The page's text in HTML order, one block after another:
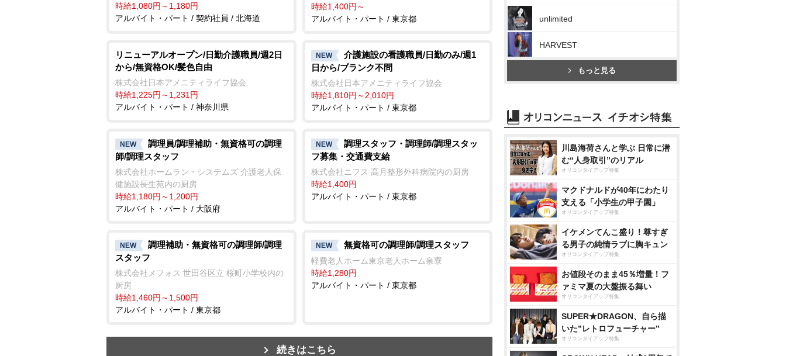
時給1,080円～1,180円
アルバイト・パート / 契約社員 / 北海道
時給1,400円～
アルバイト・パート / 東京都
リニューアルオープン/日勤介護職員/週2日
から/無資格OK/髪色自由
株式会社日本アメニティライフ協会
時給1,225円～1,231円
アルバイト・パート / 神奈川県
NEW
介護施設の看護職員/日勤のみ/週1
日から/ブランク不問
株式会社日本アメニティライフ協会
時給1,810円～2,010円
アルバイト・パート / 東京都
NEW
調理員/調理補助・無資格可の調理
師/調理スタッフ
株式会社ホームラン・システムズ 介護老人保
健施設長生苑内の厨房
時給1,180円～1,200円
アルバイト・パート / 大阪府
NEW
調理スタッフ・調理師/調理スタッ
フ募集・交通費支給
株式会社ニフス 高月整形外科病院内の厨房
時給1,400円
アルバイト・パート / 東京都
NEW
調理補助・無資格可の調理師/調理
スタッフ
株式会社メフォス 世田谷区立 桜町小学校内の
厨房
時給1,460円～1,500円
アルバイト・パート / 東京都
NEW 無資格可の調理師/調理スタッフ
軽費老人ホーム東京老人ホーム泉寮
時給1,280円
アルバイト・パート / 東京都
続きはこちら
unlimited
HARVEST
もっと見る
川島海荷さんと学ぶ 日常に潜
む“人身取引”のリアル
オリコンタイアップ特集
マクドナルドが40年にわたり
支える「小学生の甲子園」
オリコンタイアップ特集
イケメンてんこ盛り！尊すぎ
る男子の純情ラブに胸キュン
オリコンタイアップ特集
お値段そのまま45％増量！フ
ァミマ夏の大盤振る舞い
オリコンタイアップ特集
SUPER★DRAGON、自ら描
いた”レトロフューチャー”
オリコンタイアップ特集